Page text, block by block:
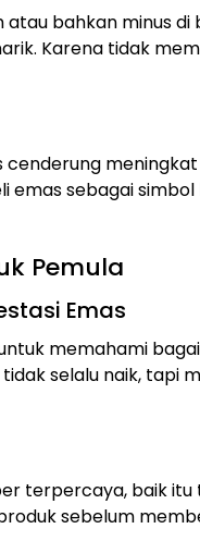
atau bahkan minus
Karena tidak
emas sebagai
Pemula
Emas
memahami
selalu naik, tapi
terpercaya, baik
sebelum